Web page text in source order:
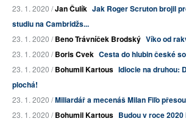
23. 1. 2020 /Jan Čulík Jak Roger Scruton brojil
studiu na Cambridžs...
23. 1. 2020 /Beno Trávníček Brodský Víko od
23. 1. 2020 /Boris Cvek Cesta do hlubin české
23. 1. 2020 /Bohumil Kartous Idiocie na druhou:
plochá!
23. 1. 2020 /Miliardář a mecenáš Milan Fiľo
23. 1. 2020 /Bohumil Kartous Budou v roce